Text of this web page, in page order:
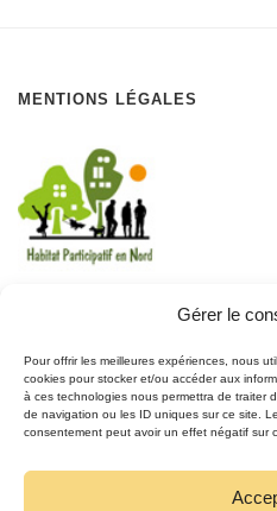
Gérer le
Pour offrir les meilleures expériences, nous
cookies pour stocker et/ou accéder aux
à ces technologies nous permettra de traiter
de navigation ou les ID uniques sur ce site.
consentement peut avoir un effet négatif sur
MENTIONS LÉGALES